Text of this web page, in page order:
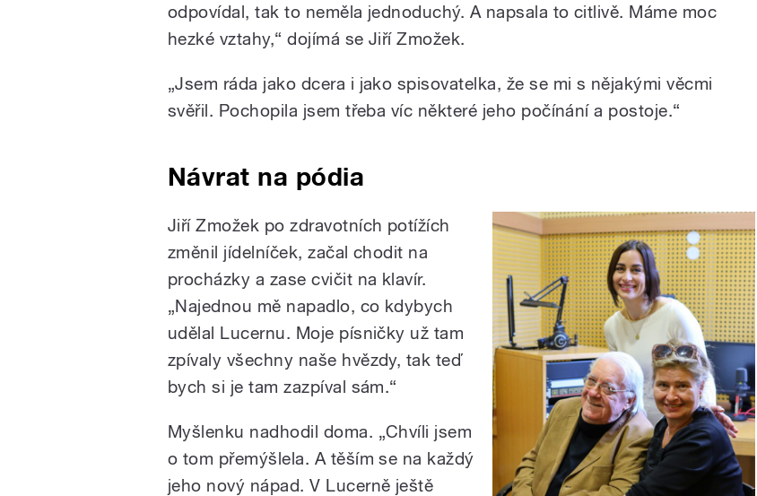
odpovídal, tak to neměla jednoduchý. A napsala to citlivě. Máme moc
hezké vztahy,“ dojímá se Jiří Zmožek.
„Jsem ráda jako dcera i jako spisovatelka, že se mi s nějakými věcmi
svěřil. Pochopila jsem třeba víc některé jeho počínání a postoje.“
Návrat na pódia
Jiří Zmožek po zdravotních potížích
změnil jídelníček, začal chodit na
procházky a zase cvičit na klavír.
„Najednou mě napadlo, co kdybych
udělal Lucernu. Moje písničky už tam
zpívaly všechny naše hvězdy, tak teď
bych si je tam zazpíval sám.“
Myšlenku nadhodil doma. „Chvíli jsem
o tom přemýšlela. A těším se na každý
jeho nový nápad. V Lucerně ještě